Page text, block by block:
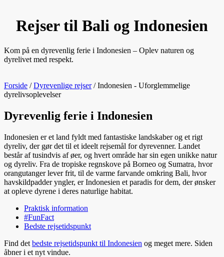
Rejser til Bali og Indonesien
Kom på en dyrevenlig ferie i Indonesien – Oplev naturen og
dyrelivet med respekt.
Forside /Dyrevenlige rejser/Indonesien - Uforglemmelige
dyrelivsoplevelser
Dyrevenlig ferie i Indonesien
Indonesien er et land fyldt med fantastiske landskaber og et rigt
dyreliv, der gør det til et ideelt rejsemål for dyrevenner. Landet
består af tusindvis af øer, og hvert område har sin egen unikke natur
og dyreliv. Fra de tropiske regnskove på Borneo og Sumatra, hvor
orangutanger lever frit, til de varme farvande omkring Bali, hvor
havskildpadder yngler, er Indonesien et paradis for dem, der ønsker
at opleve dyrene i deres naturlige habitat.
Praktisk information
#FunFact
Bedste rejsetidspunkt
Find det bedste rejsetidspunkt til Indonesien og meget mere. Siden
åbner i et nyt vindue.